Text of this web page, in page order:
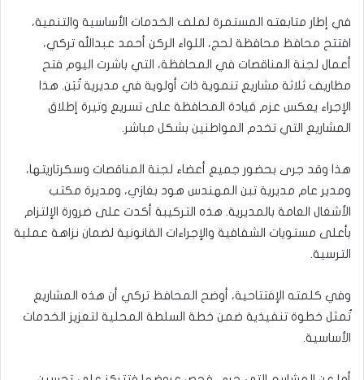
​في إطار متابعته المستمرة لملف الخدمات الأساسية والتنمية،
افتتح محافظ محافظة لحج، اللواء الركن أحمد عبدالله تركي،
أعمال لجنة المناقصات في المحافظة، التي باشرت اليوم فتح
مظاريف ثلاثة مشاريع تنموية ذات أولوية في مديرية تُبَن. هذا
الإجراء يعكس عزم قيادة المحافظة على تسريع وتيرة إطلاق
المشاريع التي تخدم المواطنين بشكل مباشر.
​هذا وقد جرى بحضور جميع أعضاء لجنة المناقصات وسكرتاريتها،
ومدير عام مديرية تبن المهندس هود بغازي، ومديرة مكتب
الأشغال العامة بالمديرية. هذه التركيبة أكدت على ضرورة الإلتزام
بأعلى مستويات الشفافية والإجراءات القانونية لضمان نزاهة عملية
الترسية.
​وفي كلمته الإفتتاحية، أوضح المحافظ تركي أن هذه المشاريع
تُمثل خطوة تنفيذية ضمن خطة السلطة المحلية لتعزيز الخدمات
الأساسية.